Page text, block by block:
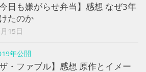
日も嫌がらせ弁当】感想 なぜ3年
たのか
15日
年公開
・ファブル】感想 原作とイメー